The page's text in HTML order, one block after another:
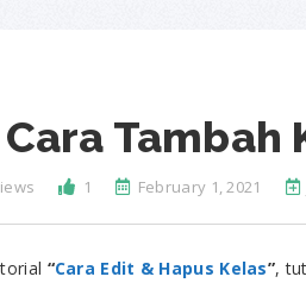
Cara
1 February 1, 2021
“Cara Edit & Hapus Kelas”,